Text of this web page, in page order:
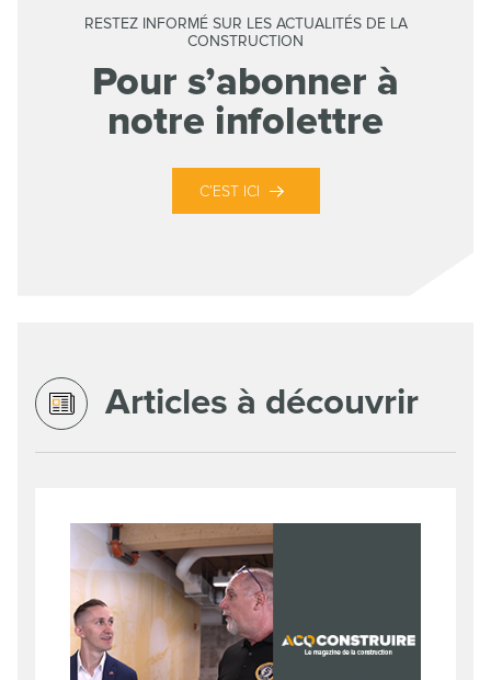
RESTEZ INFORMÉ SUR LES ACTUALITÉS DE LA
CONSTRUCTION
Pour s’abonner à
notre infolettre
C’EST ICI
Articles à découvrir